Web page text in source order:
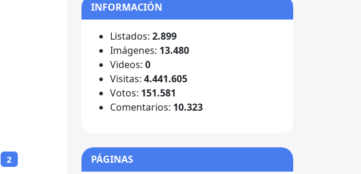
2
INFORMACIÓN
Listados: 2.899
Imágenes: 13.480
Videos: 0
Visitas: 4.441.605
Votos: 151.581
Comentarios: 10.323
PÁGINAS